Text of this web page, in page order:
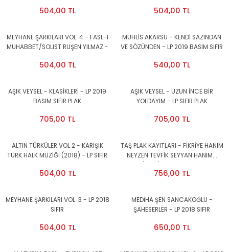
504,00 TL 504,00 TL
MEYHANE ŞARKILARI VOL. 4 - FASL-I
MUHABBET/SOLIST RUŞEN YILMAZ -
504,00 TL
MUHLİS AKARSU - KENDİ SAZINDAN
VE SÖZÜNDEN - LP 2019 BASIM SIFIR
540,00 TL
AŞIK VEYSEL - KLASİKLERİ - LP 2019
BASIM SIFIR PLAK
705,00 TL
AŞIK VEYSEL - UZUN İNCE BİR
YOLDAYIM - LP SIFIR PLAK
705,00 TL
ALTIN TÜRKÜLER VOL 2 - KARIŞIK
TÜRK HALK MÜZİĞİ (2018) - LP SIFIR
504,00 TL
TAŞ PLAK KAYITLARI - FİKRİYE HANIM
NEYZEN TEVFİK SEYYAN HANIM...
756,00 TL
MEYHANE ŞARKILARI VOL. 3 - LP 2018
SIFIR
504,00 TL
MEDİHA ŞEN SANCAKOĞLU -
ŞAHESERLER - LP 2018 SIFIR
650,00 TL